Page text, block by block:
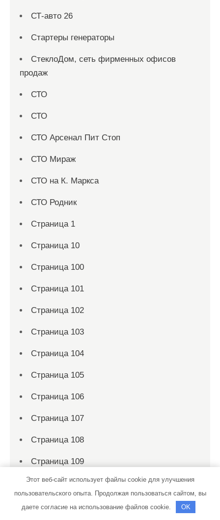
СТ-авто 26
Стартеры генераторы
СтеклоДом, сеть фирменных офисов
продаж
СТО
СТО
СТО Арсенал Пит Стоп
СТО Мираж
СТО на К. Маркса
СТО Родник
Страница 1
Страница 10
Страница 100
Страница 101
Страница 102
Страница 103
Страница 104
Страница 105
Страница 106
Страница 107
Страница 108
Страница 109
Страница 11
Страница 110
Этот веб-сайт использует файлы cookie для улучшения
пользовательского опыта. Продолжая пользоваться сайтом, вы
даете согласие на использование файлов cookie.
OK